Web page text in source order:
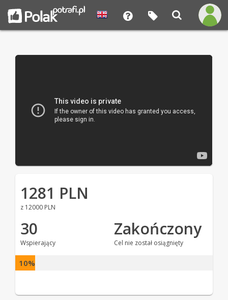
1281 PLN
z 12000 PLN
30
Wspierający
Zakończony
Cel nie został osiągnięty
10%